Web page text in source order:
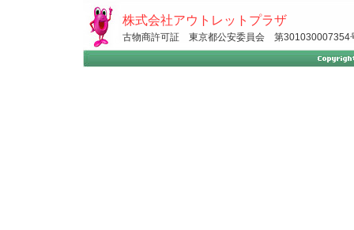
株式会社アウトレットプラザ
古物商許可証 東京都公安委員会 第301030007354